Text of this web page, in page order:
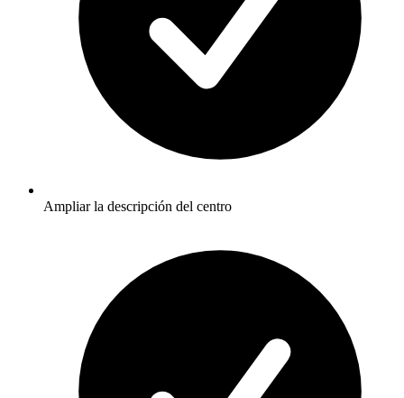
Ampliar la descripción del centro